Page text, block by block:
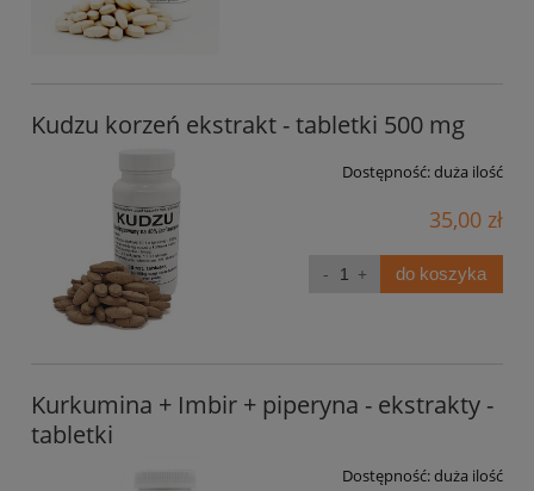
Kudzu korzeń ekstrakt - tabletki 500 mg
Dostępność:duża ilość
35,00 zł
do koszyka
Kurkumina + Imbir + piperyna - ekstrakty -
tabletki
Dostępność:duża ilość